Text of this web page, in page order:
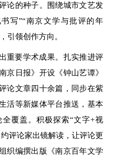
论的种子。围绕城市文艺发
写”“南京文学与批评的年
引领创作方向。
重要学术成果。扎实推进评
京日报》开设《钟山艺谭》
论文章四十余篇，同步在紫
活等新媒体平台推送，基本
覆盖。积极探索“文字+视
评论家出镜解读，让评论更
织编撰出版《南京百年文学